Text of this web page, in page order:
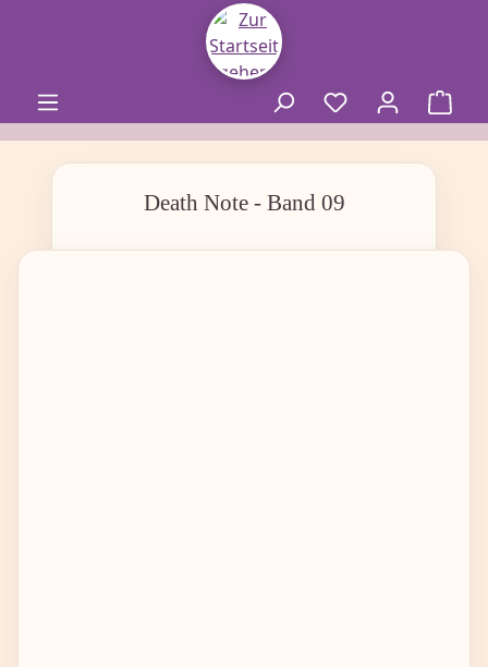
Death Note - Band 09